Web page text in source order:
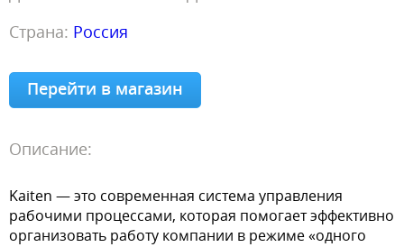
Страна: Россия
Перейти в магазин
Описание:
Kaiten — это современная система управления
рабочими процессами, которая помогает эффективно
организовать работу компании в режиме «одного